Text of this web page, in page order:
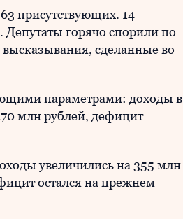
присутствующих. 14
Депутаты горячо спорили по
сделанные во
параметрами: доходы в
млн рублей, дефицит
увеличились на 355 млн
остался на прежнем